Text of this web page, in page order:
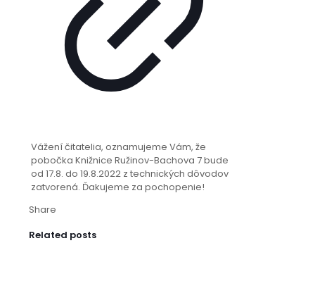
Vážení čitatelia, oznamujeme Vám, že
pobočka Knižnice Ružinov-Bachova 7 bude
od 17.8. do 19.8.2022 z technických dôvodov
zatvorená. Ďakujeme za pochopenie!
Share
Related posts